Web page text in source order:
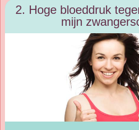
2. Hoge bloeddruk
mijn